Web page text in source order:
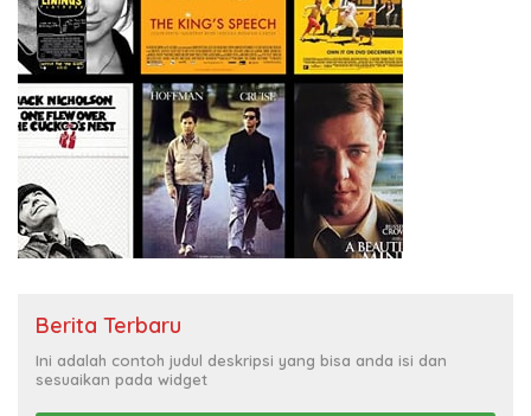
Berita Terbaru
Ini adalah contoh judul deskripsi yang bisa anda isi dan
sesuaikan pada widget